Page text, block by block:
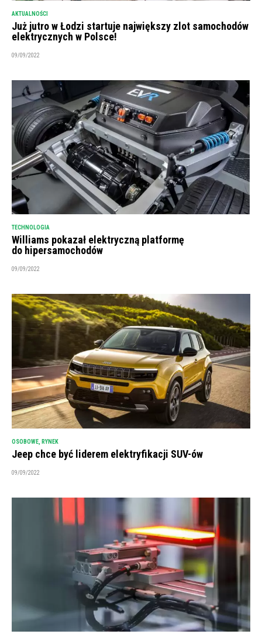
AKTUALNOŚCI
Już jutro w Łodzi startuje największy zlot samochodów
elektrycznych w Polsce!
09/09/2022
TECHNOLOGIA
Williams pokazał elektryczną platformę
do hipersamochodów
09/09/2022
OSOBOWE RYNEK
Jeep chce być liderem elektryfikacji SUV-ów
09/09/2022